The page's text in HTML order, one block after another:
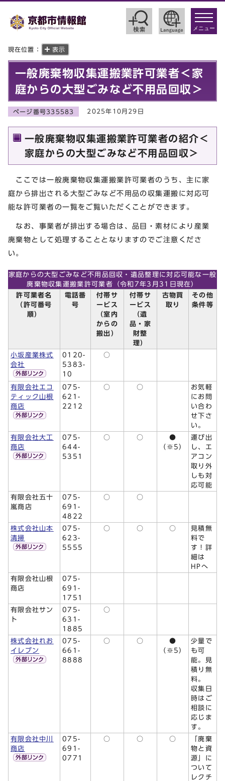
toggle
メニュー
現在位置： 表示
一般廃棄物収集運搬業許可業者＜家
庭からの大型ごみなど不用品回収＞
ページ番号335583 2025年10月29日
一般廃棄物収集運搬業許可業者の紹介＜
家庭からの大型ごみなど不用品回収＞
ここでは一般廃棄物収集運搬業許可業者のうち、主に家
庭から排出される大型ごみなど不用品の収集運搬に対応可
能な許可業者の一覧をご覧いただくことができます。
なお、事業者が排出する場合は、品目・素材により産業
廃棄物として処理することとなりますのでご注意くださ
い。
家庭からの大型ごみなど不用品回収・遺品整理に対応可能な一般
廃棄物収集運搬業許可業者（令和7年3月31日現在）
許可業者名
（許可番号
順）
電話番
号
付帯サ
ービス
（室内
からの
搬出）
付帯サ
ービス
（遺
品・家
財整
理）
古物買
取り
その他
条件等
小坂産業株式
会社
0120-
5383-
10
○
有限会社エコ
ティック山根
商店
075-
621-
2212
○ ○
お気軽
にお問
い合わ
せ下さ
い。
有限会社大工
商店
075-
644-
5351
○ ○
●
（※5）
運び出
し、エ
アコン
取り外
しも対
応可能
有限会社五十
嵐商店
075-
691-
4822
○ ○
株式会社山本
清掃
075-
623-
5555
○ ○ ○
見積無
料で
す！詳
細は
HPへ
有限会社山根
商店
075-
691-
1751
有限会社サン
ト
075-
631-
1885
○
株式会社れお
イレブン
075-
661-
8888
○ ○
●
（※5）
少量で
も可
能。見
積り無
料。
収集日
時はご
相談に
応じま
す。
有限会社中川
商店
075-
691-
0771
○ ○ ○
「廃棄
物と資
源」に
ついて
レクチ